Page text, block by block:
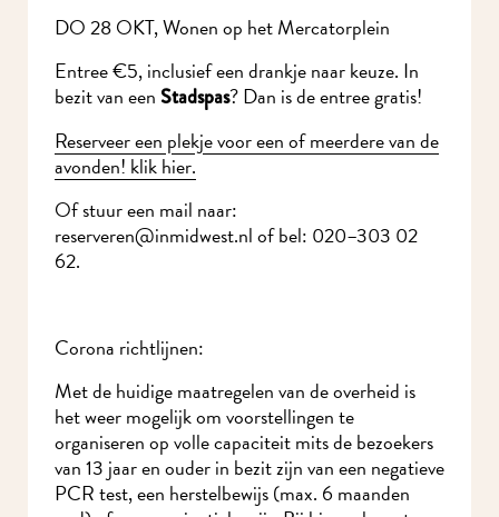
DO 28 OKT, Wonen op het Mercatorplein
Entree €5, inclusief een drankje naar keuze. In
bezit van een Stadspas? Dan is de entree gratis!
Reserveer een plekje voor een of meerdere van de
avonden! klik hier.
Of stuur een mail naar:
reserveren@inmidwest.nl of bel: 020–303 02
62.
Corona richtlijnen:
Met de huidige maatregelen van de overheid is
het weer mogelijk om voorstellingen te
organiseren op volle capaciteit mits de bezoekers
van 13 jaar en ouder in bezit zijn van een negatieve
PCR test, een herstelbewijs (max. 6 maanden